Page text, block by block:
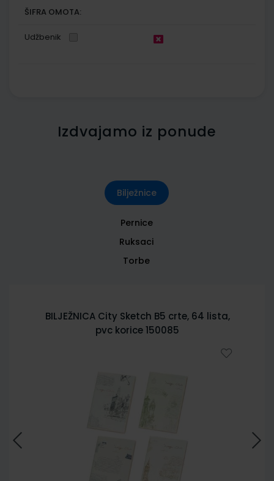
ŠIFRA OMOTA:
Udžbenik
Izdvajamo iz ponude
Bilježnice
Pernice
Ruksaci
Torbe
BILJEŽNICA City Sketch B5 crte, 64 lista,
pvc korice 150085